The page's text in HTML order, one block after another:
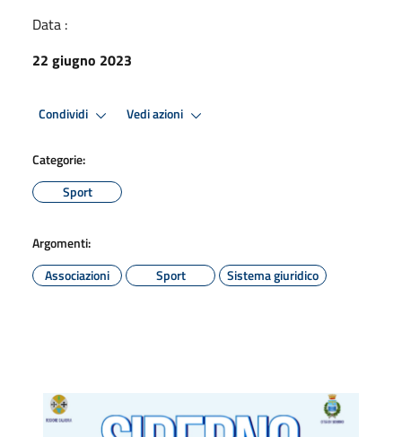
Data :
22 giugno 2023
Condividi Vedi azioni
Categorie:
Sport
Argomenti:
Associazioni
Sport Sistema giuridico